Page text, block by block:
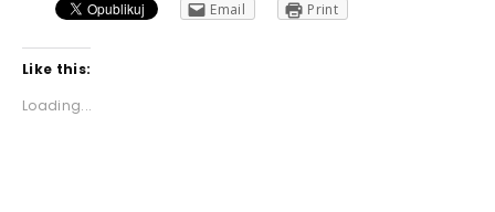
Email
Print
Like this:
Loading...